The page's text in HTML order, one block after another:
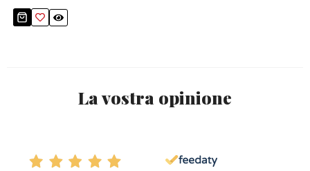
La vostra opinione